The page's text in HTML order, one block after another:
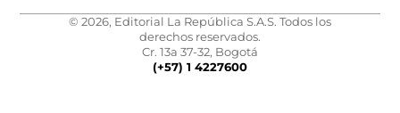
© 2026, Editorial La República S.A.S. Todos los
derechos reservados.
Cr. 13a 37-32, Bogotá
(+57) 1 4227600